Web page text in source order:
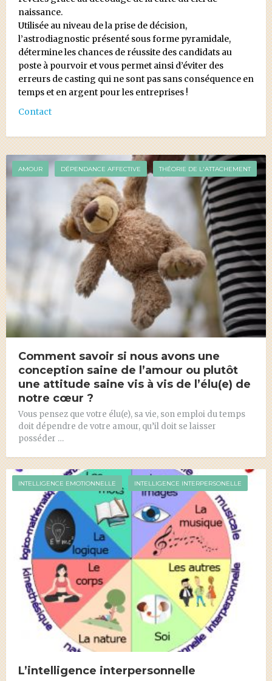
naissance.
Utilisée au niveau de la prise de décision,
l’astrodiagnostic présenté sous forme pyramidale,
détermine les chances de réussite des candidats au
poste à pourvoir et vous permet ainsi d’éviter des
erreurs de casting qui ne sont pas sans conséquence en
temps et en argent pour les entreprises !
Contact
AMOUR DÉPENDANCE AFFECTIVE THÉORIE DE L'ATTACHEMENT
Comment savoir si nous avons une
conception saine de l’amour ou plutôt
une attitude saine vis à vis de l’élu(e) de
notre cœur ?
Vous pensez que votre élu(e), sa vie, son emploi du temps
doit dépendre de votre amour, qu’il doit se laisser
posséder …
INTELLIGENCE EMOTIONNELLE INTELLIGENCE INTERPERSONELLE
L’intelligence interpersonnelle